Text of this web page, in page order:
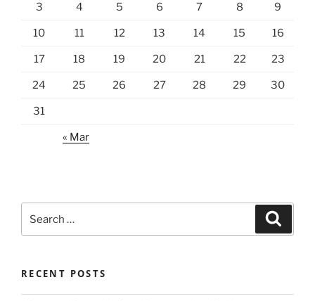
3 4 5 6 7 8 9
10 11 12 13 14 15 16
17 18 19 20 21 22 23
24 25 26 27 28 29 30
31
« Mar
for:
RECENT POSTS